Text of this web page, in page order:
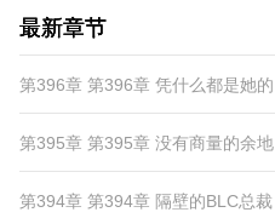
最新章节
第396章 第396章 凭什么都是她的
第395章 第395章 没有商量的余地
第394章 第394章 隔壁的BLC总裁